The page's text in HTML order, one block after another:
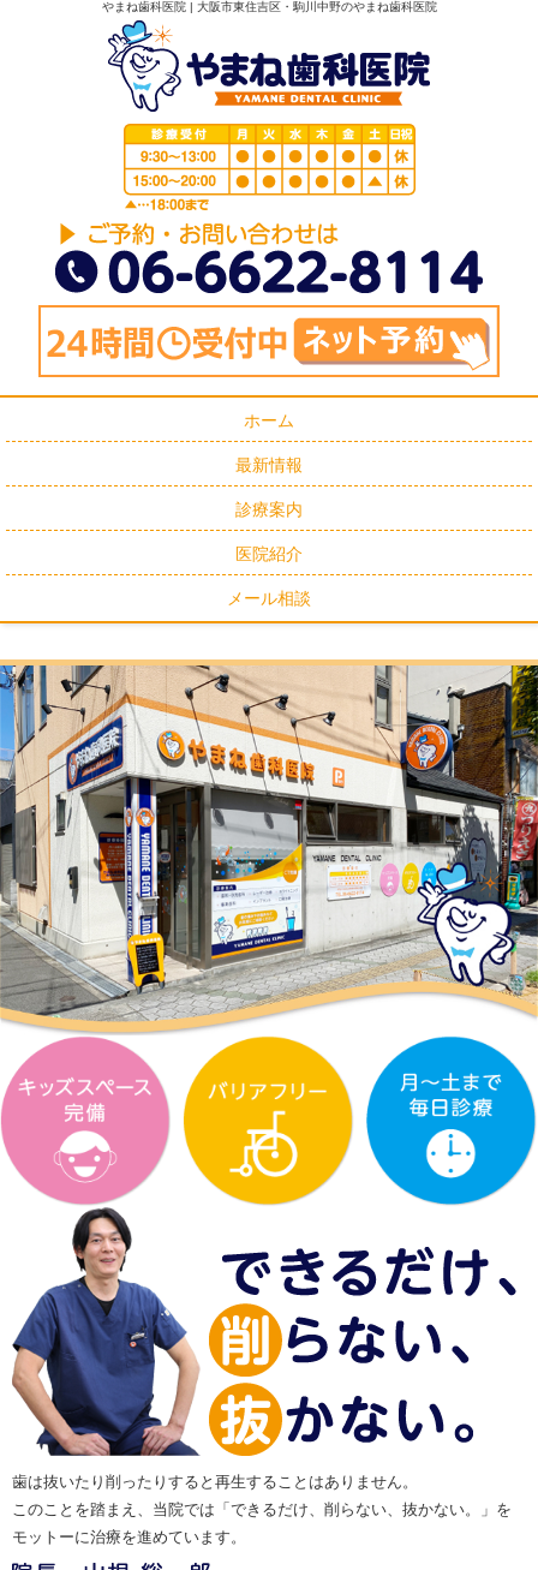
やまね歯科医院 | 大阪市東住吉区・駒川中野のやまね歯科医院
ホーム
最新情報
診療案内
医院紹介
メール相談
歯は抜いたり削ったりすると再生することはありません。
このことを踏まえ、当院では「できるだけ、削らない、抜かない。」を
モットーに治療を進めています。